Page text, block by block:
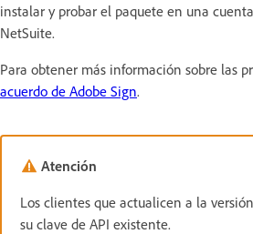
instalar y probar el paquete en una
NetSuite.
Para obtener más información sobre las
acuerdo de Adobe Sign.
Atención
Los clientes que actualicen a la
su clave de API existente.